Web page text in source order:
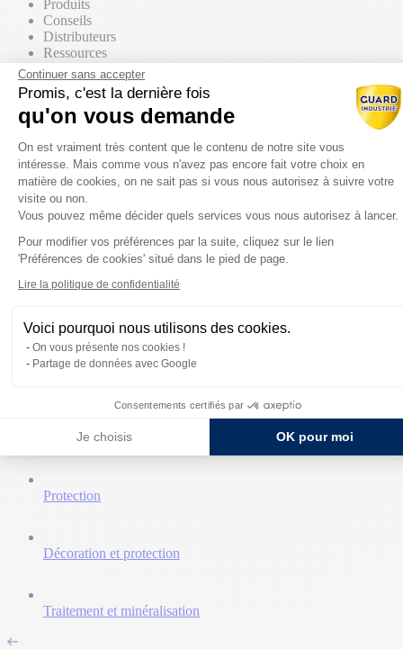
Produits
Conseils
Distributeurs
Ressources
Contact commercial
Nos Produits
Tous les produits
Par supports
Mur / Façade
Toiture
Par gammes
Nettoyant et décapant
Protection
Décoration et protection
Traitement et minéralisation
Continuer sans accepter
Promis, c'est la dernière fois
qu'on vous demande
Plateforme de Gestion du
On est vraiment très content que le contenu de notre site vous
intéresse. Mais comme vous n'avez pas encore fait votre choix en
matière de cookies, on ne sait pas si vous nous autorisez à suivre votre
visite ou non.
Vous pouvez même décider quels services vous nous autorisez à lancer.
Pour modifier vos préférences par la suite, cliquez sur le lien
'Préférences de cookies' situé dans le pied de page.
Lire la politique de confidentialité
Voici pourquoi nous utilisons des cookies.
On vous présente nos cookies !
Partage de données avec Google
Consentements certifiés par
Je choisis OK pour moi
Axeptio consent